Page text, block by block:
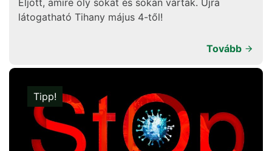
Eljött, amire oly sokat és sokan vártak. Újra
látogatható Tihany május 4-től!
Tovább
Tipp!